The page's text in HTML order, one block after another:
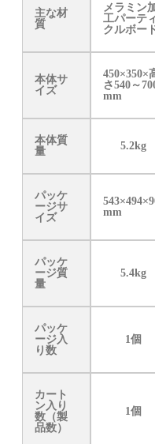
主な材
質
メラミン
工パーテ
クルボー
本体サ
イズ
450×350×
さ540～
mm
本体質
量
5.2kg
パッケ
ージサ
イズ
mm
パッケ
ージ質
量
5.4kg
パッケ
ージ入
り数
1個
カート
ン入り
数（製
品数）
1個